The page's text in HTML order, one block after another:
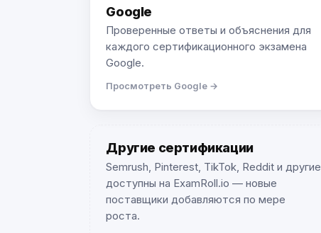
Google
Проверенные ответы и объяснения для
каждого сертификационного экзамена
Google.
Просмотреть Google →
Другие сертификации
Semrush, Pinterest, TikTok, Reddit и другие
доступны на ExamRoll.io — новые
поставщики добавляются по мере
роста.